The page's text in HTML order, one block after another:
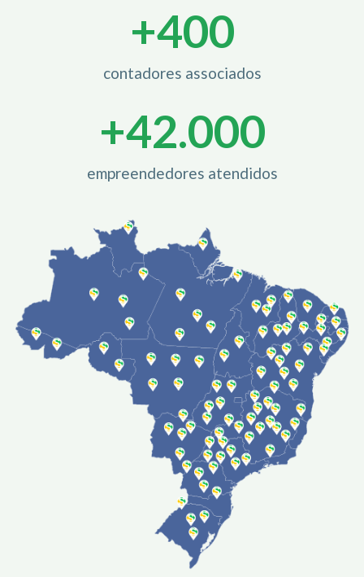
contadores associados
+400
empreendedores atendidos
+42.000